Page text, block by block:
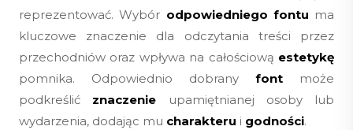
reprezentować. Wybór odpowiedniego fontu ma
kluczowe znaczenie dla odczytania treści przez
przechodniów oraz wpływa na całościową estetykę
pomnika. Odpowiednio dobrany font może
podkreślić znaczenie upamiętnianej osoby lub
wydarzenia, dodając mu charakteru i godności.